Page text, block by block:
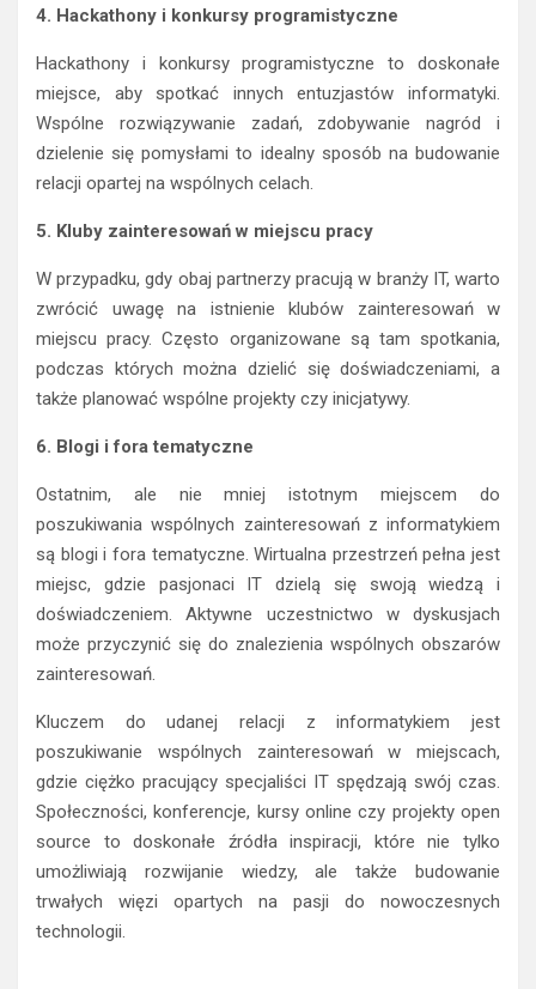
4. Hackathony i konkursy programistyczne
Hackathony i konkursy programistyczne to doskonałe
miejsce, aby spotkać innych entuzjastów informatyki.
Wspólne rozwiązywanie zadań, zdobywanie nagród i
dzielenie się pomysłami to idealny sposób na budowanie
relacji opartej na wspólnych celach.
5. Kluby zainteresowań w miejscu pracy
W przypadku, gdy obaj partnerzy pracują w branży IT, warto
zwrócić uwagę na istnienie klubów zainteresowań w
miejscu pracy. Często organizowane są tam spotkania,
podczas których można dzielić się doświadczeniami, a
także planować wspólne projekty czy inicjatywy.
6. Blogi i fora tematyczne
Ostatnim, ale nie mniej istotnym miejscem do
poszukiwania wspólnych zainteresowań z informatykiem
są blogi i fora tematyczne. Wirtualna przestrzeń pełna jest
miejsc, gdzie pasjonaci IT dzielą się swoją wiedzą i
doświadczeniem. Aktywne uczestnictwo w dyskusjach
może przyczynić się do znalezienia wspólnych obszarów
zainteresowań.
Kluczem do udanej relacji z informatykiem jest
poszukiwanie wspólnych zainteresowań w miejscach,
gdzie ciężko pracujący specjaliści IT spędzają swój czas.
Społeczności, konferencje, kursy online czy projekty open
source to doskonałe źródła inspiracji, które nie tylko
umożliwiają rozwijanie wiedzy, ale także budowanie
trwałych więzi opartych na pasji do nowoczesnych
technologii.